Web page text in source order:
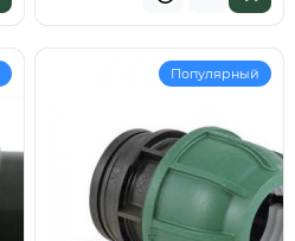
Популярный